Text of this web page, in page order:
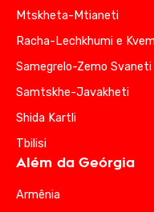
Mtskheta-Mtianeti
Racha-Lechkhumi e
Samegrelo-Zemo Svaneti
Samtskhe-Javakheti
Shida Kartli
Tbilisi
Além da Geórgia
Armênia